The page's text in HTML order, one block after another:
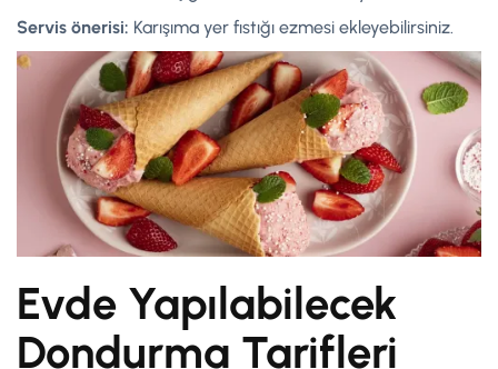
Servis önerisi: Karışıma yer fıstığı ezmesi ekleyebilirsiniz.
Evde Yapılabilecek
Dondurma Tarifleri